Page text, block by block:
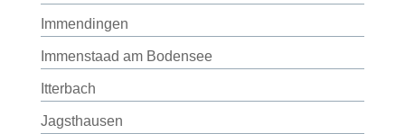
Immendingen
Immenstaad am Bodensee
Itterbach
Jagsthausen